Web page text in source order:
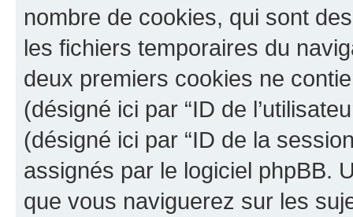
nombre de cookies, qui sont
les fichiers temporaires du
deux premiers cookies ne
(désigné ici par “ID de
(désigné ici par “ID de la
assignés par le logiciel phpBB.
que vous naviguerez sur les